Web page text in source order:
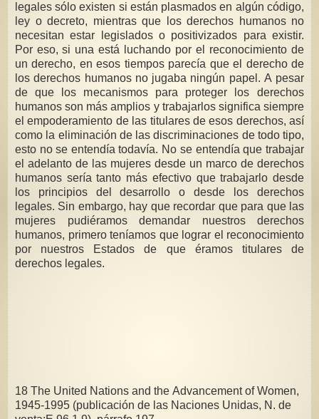
legales sólo existen si están plasmados en algún código,
ley o decreto, mientras que los derechos humanos no
necesitan estar legislados o positivizados para existir.
Por eso, si una está luchando por el reconocimiento de
un derecho, en esos tiempos parecía que el derecho de
los derechos humanos no jugaba ningún papel. A pesar
de que los mecanismos para proteger los derechos
humanos son más amplios y trabajarlos significa siempre
el empoderamiento de las titulares de esos derechos, así
como la eliminación de las discriminaciones de todo tipo,
esto no se entendía todavía. No se entendía que trabajar
el adelanto de las mujeres desde un marco de derechos
humanos sería tanto más efectivo que trabajarlo desde
los principios del desarrollo o desde los derechos
legales. Sin embargo, hay que recordar que para que las
mujeres pudiéramos demandar nuestros derechos
humanos, primero teníamos que lograr el reconocimiento
por nuestros Estados de que éramos titulares de
derechos legales.
18 The United Nations and the Advancement of Women,
1945-1995 (publicación de las Naciones Unidas, N. de